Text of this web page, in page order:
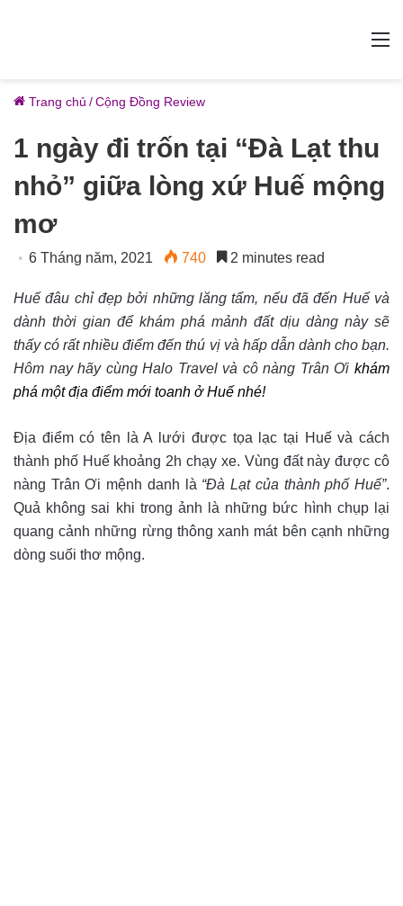
Trang chủ /Cộng Đồng Review
1 ngày đi trốn tại “Đà Lạt thu
nhỏ” giữa lòng xứ Huế mộng
mơ
6 Tháng năm, 2021 740 2 minutes read
Huế đâu chỉ đẹp bởi những lăng tẩm, nếu đã đến Huế và
dành thời gian để khám phá mảnh đất dịu dàng này sẽ
thấy có rất nhiều điểm đến thú vị và hấp dẫn dành cho bạn.
Hôm nay hãy cùng Halo Travel và cô nàng Trân Ơi khám
phá một địa điểm mới toanh ở Huế nhé!
Địa điểm có tên là A lưới được tọa lạc tại Huế và cách
thành phố Huế khoảng 2h chạy xe. Vùng đất này được cô
nàng Trân Ơi mệnh danh là “Đà Lạt của thành phố Huế”.
Quả không sai khi trong ảnh là những bức hình chụp lại
quang cảnh những rừng thông xanh mát bên cạnh những
dòng suối thơ mộng.